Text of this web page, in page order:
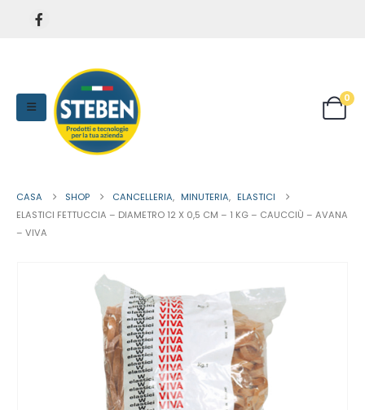
0
CASA SHOP CANCELLERIA, MINUTERIA, ELASTICI
ELASTICI FETTUCCIA – DIAMETRO 12 X 0,5 CM – 1 KG – CAUCCIÙ – AVANA
– VIVA